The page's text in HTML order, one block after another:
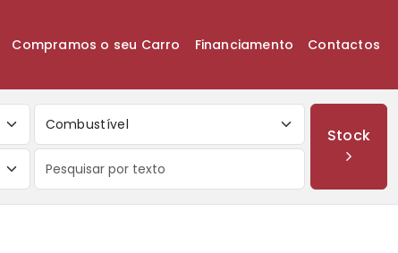
Compramos o seu Carro Financiamento Contactos
Combustível
Stock